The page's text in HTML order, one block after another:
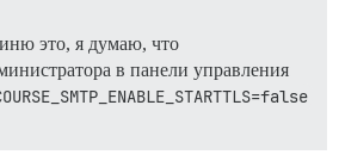
это, я думаю, что
в панели управления